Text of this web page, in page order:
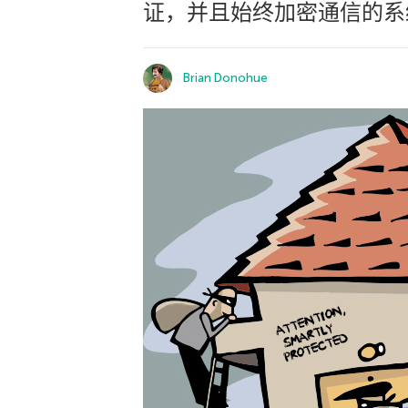
证，并且始终加密通信的
Brian Donohue